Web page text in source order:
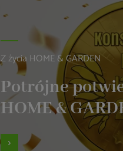
Z życia HOME & GARDEN
Potrójne
HOME &